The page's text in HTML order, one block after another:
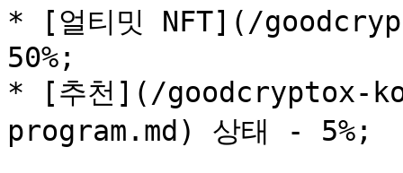
* [얼티밋 NFT](/
50%;
* [추천](/goodcryptox-
program.md) 상태 - 5%;